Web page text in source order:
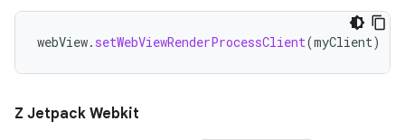
webView. setWebViewRenderProcessClient(myClient)
Z Jetpack Webkit